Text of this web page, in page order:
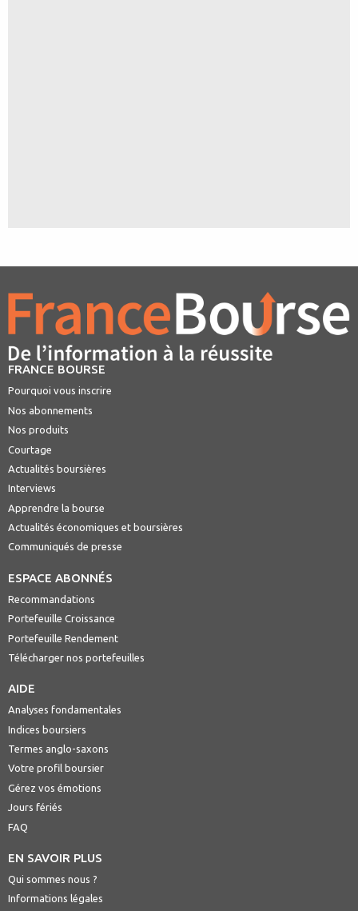
FRANCE BOURSE
Pourquoi vous inscrire
Nos abonnements
Nos produits
Courtage
Actualités boursières
Interviews
Apprendre la bourse
Actualités économiques et boursières
Communiqués de presse
ESPACE ABONNÉS
Recommandations
Portefeuille Croissance
Portefeuille Rendement
Télécharger nos portefeuilles
AIDE
Analyses fondamentales
Indices boursiers
Termes anglo-saxons
Votre profil boursier
Gérez vos émotions
Jours fériés
FAQ
EN SAVOIR PLUS
Qui sommes nous ?
Informations légales